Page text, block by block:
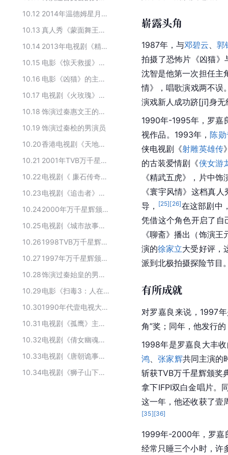
10.12
2014年温德姆星月榜样盛典获奖者
10.13
真人秀《蒙面舞王》主要演员
10.14
2013年电视剧《精忠岳飞》的主要演员
10.15
电影《惊天救援》的主要演员
10.16
电影《凶猫》的主要演职人员
10.17
电视剧《火玫瑰》的演员
10.18
饰演过秦惠文王的男演员
10.19 饰演过秦桧的男演员
10.20
香港电视剧《天地男儿》的主演
10.21
2001年TVB万千星辉贺台庆获奖者
10.22
电视剧《 廉石传奇》的演职人员
10.23
电视剧《追击者》的主要演员
10.24
2000年万千星辉颁奖典礼获奖人物
10.25
电视剧《城市故事》的演员
10.26
1998TVB万千星辉贺台庆获奖者
10.27
1997年万千星辉颁奖典礼获奖人物
10.28
饰演过秦始皇的男演员
10.29
电影《扫毒3：人在天涯》的主要演员
10.30
1990年代壹电视大奖十大电视艺人第一位
10.31
电视剧《孤鹰》主要演职员
10.32
电视剧《倩女幽魂》的演员
10.33
电视剧《唐朝诡事录》的演员
10.34
电视剧《狮子山下的故事》主要演职员
崭露头角
1987年，与邓碧云
郭
拍摄了恐怖片《凶猫
沈智是他第一次担任主
情》，唱歌演戏两不误
演戏新人成功跻[jī]身无
1990年-1995年，罗嘉
视作品。1993年，陈
侠电视剧《射雕英雄传
的古装爱情剧《侠女游
《精武五虎》，片中
《寰宇风情》这档真
导， [25][26]在这部剧中
凭借这个角色开启了自
《聊斋》播出（饰演
演的徐家立大受好评，
派到北极拍摄探险节目
有所成就
对罗嘉良来说，1997
角”奖；同年，他发行
1998年是罗嘉良大丰
鸿 、张家辉共同主演的
斩获TVB万千星辉颁奖
拿下IFPI双白金唱片。
这一年，他还收获了壹
[35][36]
1999年-2000年，罗嘉
经常只睡三个小时，许